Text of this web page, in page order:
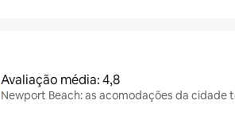
Avaliação média: 4,8
Newport Beach: as acomodações da cidade